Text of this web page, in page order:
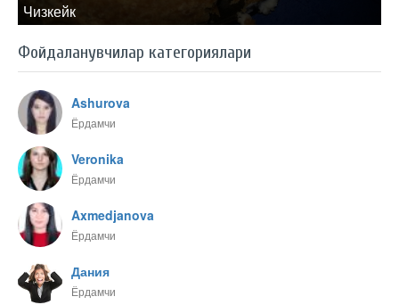
Чизкейк
Фойдаланувчилар категориялари
Ashurova
Ёрдамчи
Veronika
Ёрдамчи
Axmedjanova
Ёрдамчи
Дания
Ёрдамчи